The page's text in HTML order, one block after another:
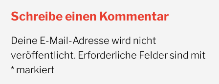
Schreibe einen Kommentar
Deine E-Mail-Adresse wird nicht
veröffentlicht. Erforderliche Felder sind mit
*markiert